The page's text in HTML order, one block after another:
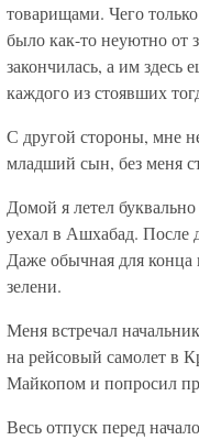
товарищами. Чего
было как-то неуютно от
закончилась, а им здесь
каждого из стоявших
С другой стороны, мне
младший сын, без меня
Домой я летел
уехал в Ашхабад. После
Даже обычная для конца
зелени.
Меня встречал
на рейсовый самолет в
Майкопом и попросил
Весь отпуск перед